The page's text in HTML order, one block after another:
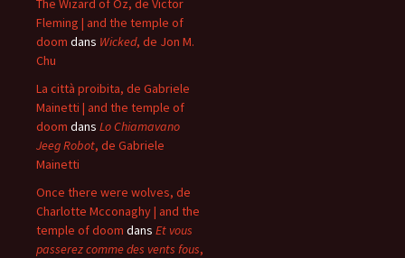
The Wizard of Oz, de Victor
Fleming | and the temple of
doom dans Wicked, de Jon M.
Chu
La città proibita, de Gabriele
Mainetti | and the temple of
doom dans Lo Chiamavano
Jeeg Robot, de Gabriele
Mainetti
Once there were wolves, de
Charlotte Mcconaghy | and the
temple of doom dans Et vous
passerez comme des vents fous,